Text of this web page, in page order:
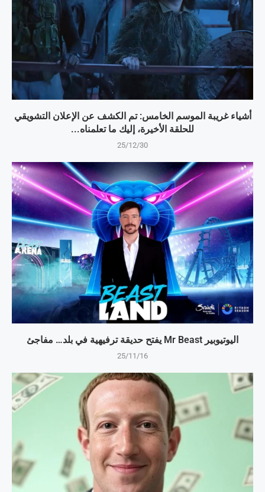
أشياء غريبة الموسم الخامس: تم الكشف عن الإعلان التشويقي
للحلقة الأخيرة، إليك ما تعلمناه...
25/12/30
اليوتيوبير Mr Beast يفتح حديقة ترفيهية في بلد… مفاجئ
25/11/16